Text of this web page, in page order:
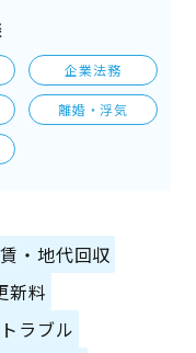
企業法務
離婚・浮気
・地代回収
新料
ラブル